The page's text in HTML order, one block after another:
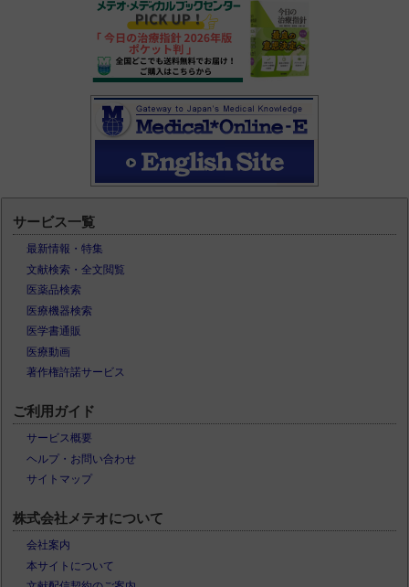
サービス一覧
最新情報・特集
文献検索・全文閲覧
医薬品検索
医療機器検索
医学書通販
医療動画
著作権許諾サービス
ご利用ガイド
サービス概要
ヘルプ・お問い合わせ
サイトマップ
株式会社メテオについて
会社案内
本サイトについて